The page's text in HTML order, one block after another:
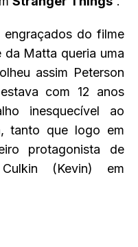
engraçados do filme
da Matta queria uma
assim Peterson
com 12 anos
inesquecível ao
tanto que logo em
protagonista de
(Kevin) em